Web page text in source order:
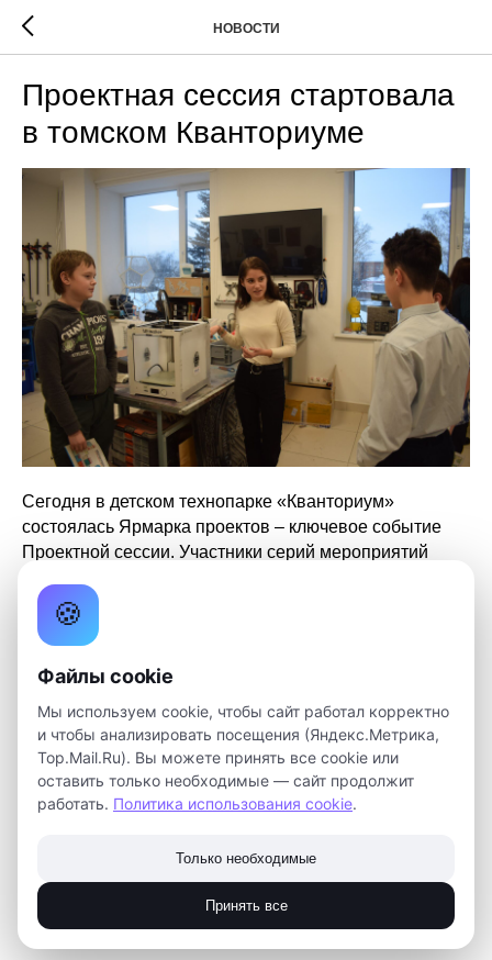
НОВОСТИ
Проектная сессия стартовала
в томском Кванториуме
Сегодня в детском технопарке «Кванториум»
состоялась Ярмарка проектов – ключевое событие
Проектной сессии. Участники серий мероприятий
направлений Кванториума. Шоколад для
спортсменов, создание игры в жанре фэнтези RPG,
квадрокоптеров на территории Томска,
проектирование платформы для создания
беспилотного автомобиля. Это далеко не все
интересные проекты, над которыми готовы трудиться
наши кванторинцы.
проект и присоединиться к нему, имели возможность
познакомиться с содержанием каждой
заинтересовавшей идеи. После этого они
присоединялись к проектной группе.
🍪
Файлы cookie
Мы используем cookie, чтобы сайт работал корректно
и чтобы анализировать посещения (Яндекс.Метрика,
Top.Mail.Ru). Вы можете принять все cookie или
оставить только необходимые — сайт продолжит
работать. Политика использования cookie.
Только необходимые
Принять все